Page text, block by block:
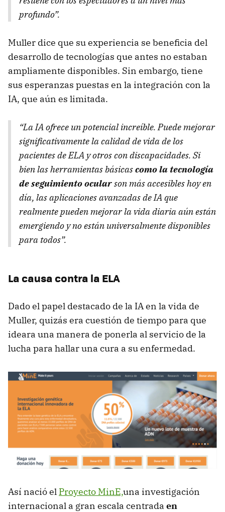
profundo”.
Muller dice que su experiencia se beneficia del
desarrollo de tecnologías que antes no estaban
ampliamente disponibles. Sin embargo, tiene
sus esperanzas puestas en la integración con la
IA, que aún es limitada.
“La IA ofrece un potencial increíble. Puede mejorar
significativamente la calidad de vida de los
pacientes de ELA y otros con discapacidades. Si
bien las herramientas básicascomo la tecnología
de seguimiento ocularson más accesibles hoy en
día, las aplicaciones avanzadas de IA que
realmente pueden mejorar la vida diaria aún están
emergiendo y no están universalmente disponibles
para todos”.
La causa contra la ELA
Dado el papel destacado de la IA en la vida de
Muller, quizás era cuestión de tiempo para que
ideara una manera de ponerla al servicio de la
lucha para hallar una cura a su enfermedad.
Así nació el Proyecto MinE,una investigación
internacional a gran escala centrada en